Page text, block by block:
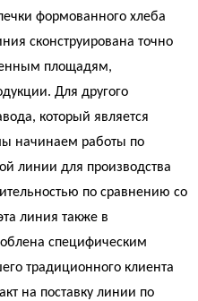
формованного хлеба
сконструирована точно
площадям,
Для другого
который является
начинаем работы по
линии для производства
по сравнению со
линия также в
специфическим
традиционного клиента
на поставку линии по